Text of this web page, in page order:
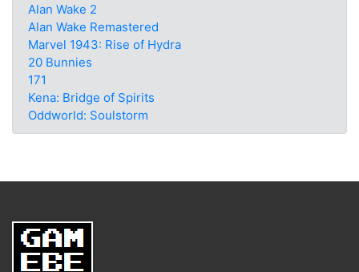
Alan Wake 2
Alan Wake Remastered
Marvel 1943: Rise of Hydra
20 Bunnies
171
Kena: Bridge of Spirits
Oddworld: Soulstorm